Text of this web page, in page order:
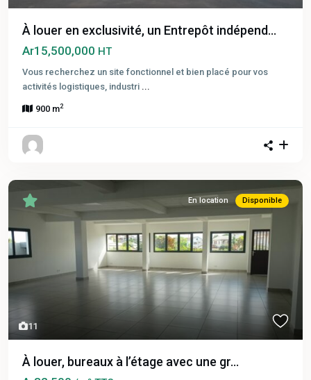
À louer en exclusivité, un Entrepôt indépend...
Ar15,500,000 HT
Vous recherchez un site fonctionnel et bien placé pour vos
activités logistiques, industri ...
900 m2
11
En location Disponible
À louer, bureaux à l’étage avec une gr...